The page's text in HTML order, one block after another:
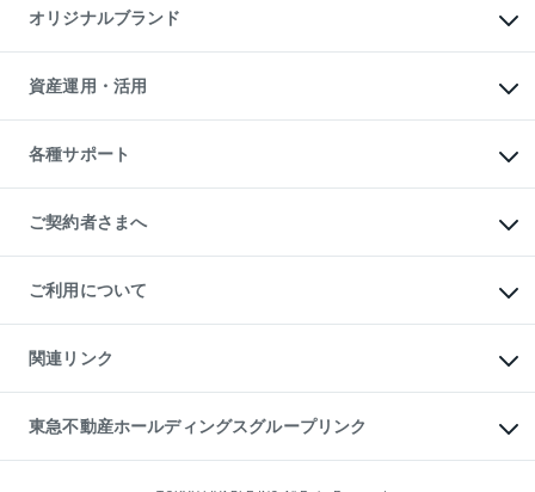
アパート経営
収益物件
ビル購入（ビル一棟）
投資用不動産の売却査定
事業用不動産の売却査定
マンションライブラリー
人気マンションランキング
暮らしに役立つ不動産メディア
不動産相場・不動産価格情報
不動産コラム・ニュース
不動産用語集
不動産なんでもネット相談室
住まいの税金
オリジナルブランド
一棟リノベーションマンション
L`GENTE（ルジェンテ）
区分リノベーションマンション
投資用一棟レジデンスWELL
不動産小口投資
LEGACIA（レガシア）
資産運用・活用
不動産M&A
アセットマネジメント・出資
各種サポート
相続サポート
リフォームサポート
ご契約者さまへ
ご紹介・再契約特典
入居者様専用-各種ご案内（賃貸）
東急こすもす会「こすもすWeb」
ご利用について
金融商品取引について
東急リバブル ソーシャルメディアポリシー
ご意見・お問い合わせ（金融商品取引専用の相談・お問い合わせ窓口）
ダイレクトメール（郵送物）・Eメールなどの送付停止について
関連リンク
これからご結婚される方に東急百貨店のブライダルクラブ
人材サービスのご用命は 東急リバブルスタッフ株式会社まで
東北の逸品を贈ります 東北すぐれものセレクション
東急不動産ホールディングスグループリンク
東急コミュニティー